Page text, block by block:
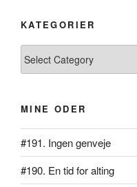
KATEGORIER
MINE ODER
#191. Ingen genveje
#190. En tid for alting